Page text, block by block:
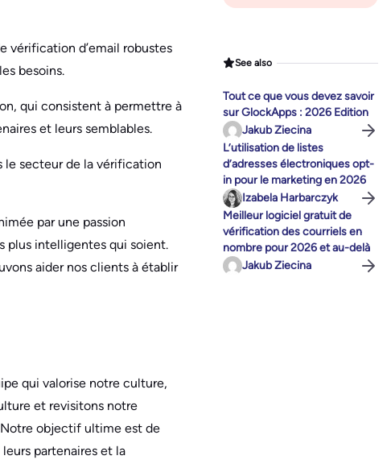
vérification d’email robustes
besoins.
qui consistent à permettre à
et leurs semblables.
le secteur de la vérification
par une passion
plus intelligentes qui soient.
aider nos clients à établir
qui valorise notre culture,
et revisitons notre
Notre objectif ultime est de
partenaires et la
See also
Tout ce que vous devez savoir
sur GlockApps : 2026 Edition
Jakub Ziecina
L’utilisation de listes
d’adresses électroniques opt-
in pour le marketing en 2026
Izabela Harbarczyk
Meilleur logiciel gratuit de
vérification des courriels en
nombre pour 2026 et au-delà
Jakub Ziecina